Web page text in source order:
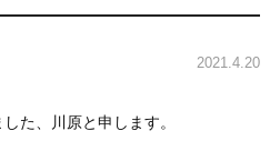
2021.4.20
た、川原と申します。